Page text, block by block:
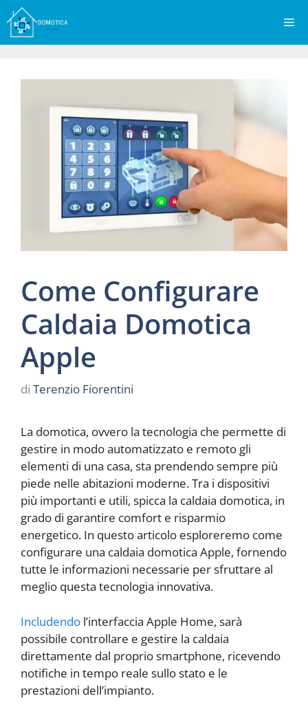
Vai
al
contenuto
Come Configurare
Caldaia Domotica
Apple
di Terenzio Fiorentini
La domotica, ovvero la tecnologia che permette di
gestire in modo automatizzato e remoto gli
elementi di una casa, sta prendendo sempre più
piede nelle abitazioni moderne. Tra i dispositivi
più importanti e utili, spicca la caldaia domotica, in
grado di garantire comfort e risparmio
energetico. In questo articolo esploreremo come
configurare una caldaia domotica Apple, fornendo
tutte le informazioni necessarie per sfruttare al
meglio questa tecnologia innovativa.
Includendo l’interfaccia Apple Home, sarà
possibile controllare e gestire la caldaia
direttamente dal proprio smartphone, ricevendo
notifiche in tempo reale sullo stato e le
prestazioni dell’impianto.